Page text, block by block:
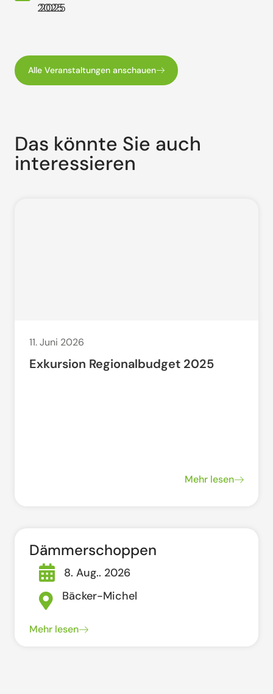
2025
2025
Alle Veranstaltungen anschauen
Das könnte Sie auch
interessieren
11. Juni 2026
Exkursion Regionalbudget 2025
Mehr lesen
Dämmerschoppen
8. Aug.. 2026
Bäcker-Michel
Mehr lesen